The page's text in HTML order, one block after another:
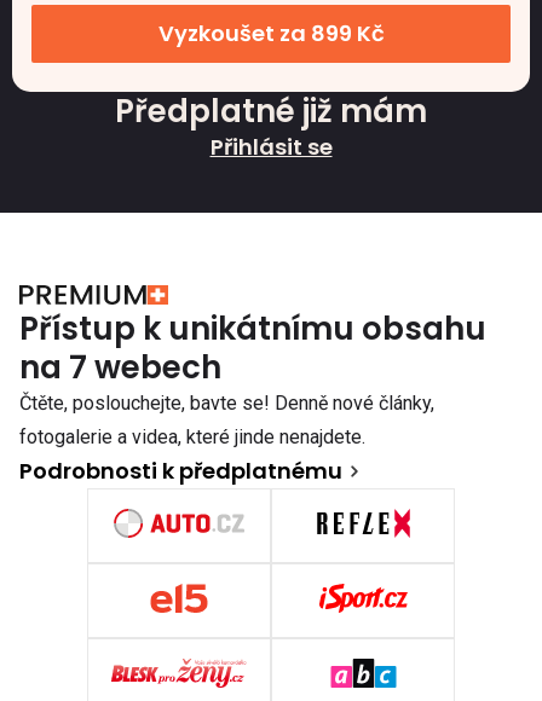
Vyzkoušet za 899 Kč
Předplatné již mám
Přihlásit se
Přístup k unikátnímu obsahu
na 7 webech
Čtěte, poslouchejte, bavte se! Denně nové články,
fotogalerie a videa, které jinde nenajdete.
Podrobnosti k předplatnému